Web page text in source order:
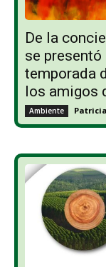
De la
se presentó
temporada
los amigos
Ambiente